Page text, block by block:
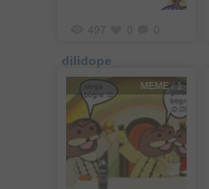
497
dilidope_
MEME/ 1